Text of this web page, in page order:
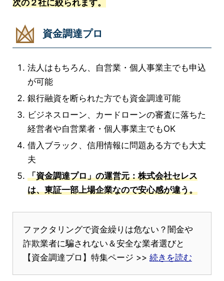
次の２社に絞られます。
資金調達プロ
法人はもちろん、自営業・個人事業主でも申込
が可能
銀行融資を断られた方でも資金調達可能
ビジネスローン、カードローンの審査に落ちた
経営者や自営業者・個人事業主でもOK
借入ブラック、信用情報に問題ある方でも大丈
夫
「資金調達プロ」の運営元：株式会社セレス
は、東証一部上場企業なので安心感が違う。
ファクタリングで資金繰りは危ない？闇金や
詐欺業者に騙されない＆安全な業者選びと
【資金調達プロ】特集ページ >> 続きを読む